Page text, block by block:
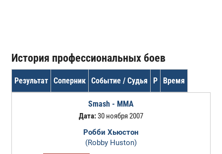
История профессиональных боев
Результат Соперник Событие / Судья Р Время
Smash - MMA
Дата:30 ноября 2007
Робби Хьюстон
(Robby Huston)